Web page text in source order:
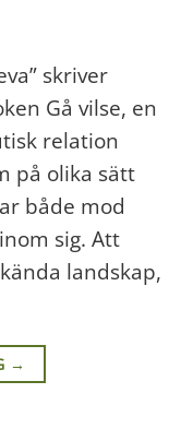
skriver
Gå vilse, en
relation
på olika sätt
både mod
sig. Att
landskap,
→